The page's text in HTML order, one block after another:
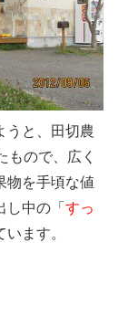
うと、田切農
もので、広く
物を手頃な値
し中の「すっ
ます。